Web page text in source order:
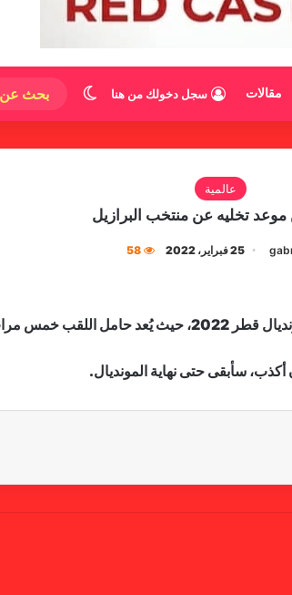
مقالات سجل دخولك من هنا الوضع المظلم
عالمية
موعد تخليه عن منتخب البرازيل
25 فبراير، 2022 58
رقمه القياسي.